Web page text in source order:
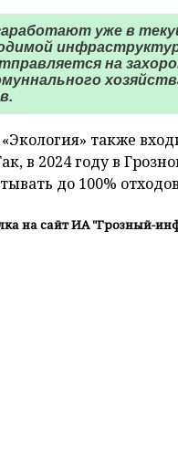
уже в
на
также
в 2024 году в
до 100%
на сайт ИА "Грозный-